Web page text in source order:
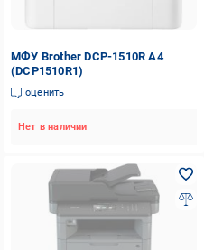
МФУ Brother DCP-1510R А4
(DCP1510R1)
оценить
Нет в наличии